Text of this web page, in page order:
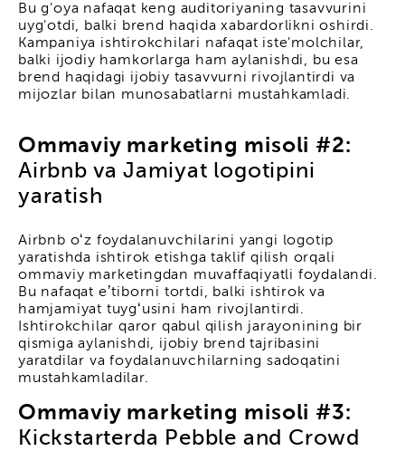
Bu g'oya nafaqat keng auditoriyaning tasavvurini
uyg'otdi, balki brend haqida xabardorlikni oshirdi.
Kampaniya ishtirokchilari nafaqat iste'molchilar,
balki ijodiy hamkorlarga ham aylanishdi, bu esa
brend haqidagi ijobiy tasavvurni rivojlantirdi va
mijozlar bilan munosabatlarni mustahkamladi.
Ommaviy marketing misoli #2:
Airbnb va Jamiyat logotipini
yaratish
Airbnb oʻz foydalanuvchilarini yangi logotip
yaratishda ishtirok etishga taklif qilish orqali
ommaviy marketingdan muvaffaqiyatli foydalandi.
Bu nafaqat eʼtiborni tortdi, balki ishtirok va
hamjamiyat tuygʻusini ham rivojlantirdi.
Ishtirokchilar qaror qabul qilish jarayonining bir
qismiga aylanishdi, ijobiy brend tajribasini
yaratdilar va foydalanuvchilarning sadoqatini
mustahkamladilar.
Ommaviy marketing misoli #3:
Kickstarterda Pebble and Crowd